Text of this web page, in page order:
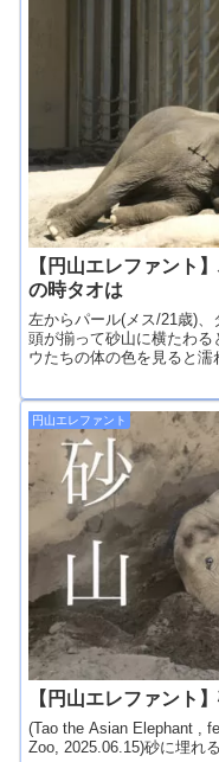
【円山エレファント
の時タオは
左からパール(メス/21歳)
頭が揃って砂山に横たわ
ウたちの体の色を見ると濡
円山エレファント
【円山エレファント
(Tao the Asian Elephant ,
Zoo, 2025.06.15)砂に埋れ